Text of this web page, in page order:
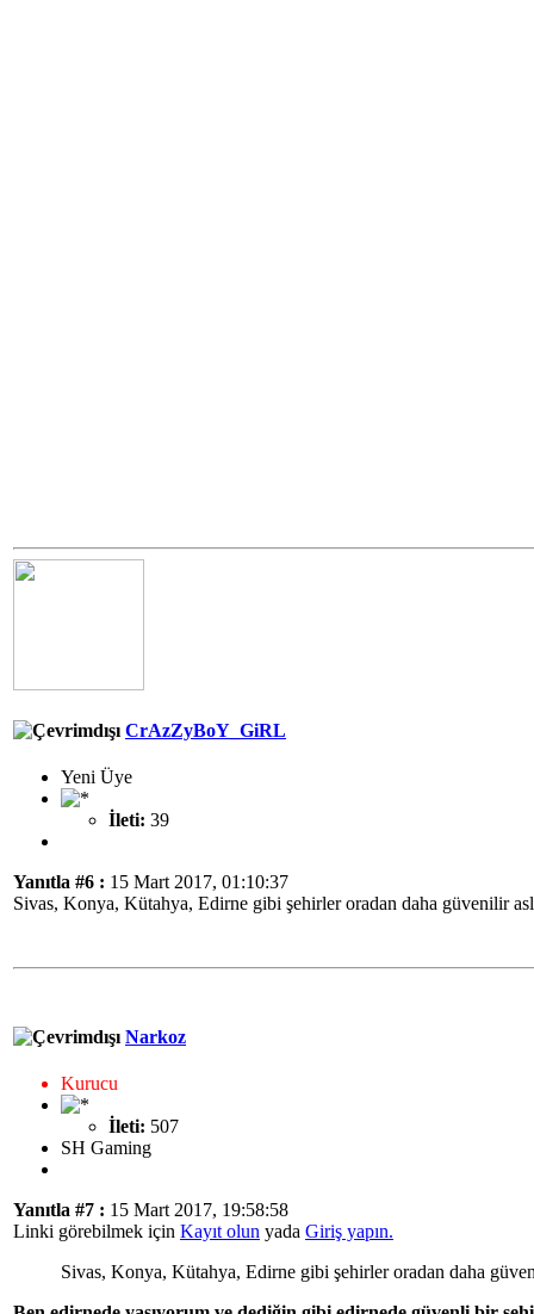
CrAzZyBoY_GiRL
Yeni Üye
İleti: 39
Yanıtla #6 : 15 Mart 2017, 01:10:37
Sivas, Konya, Kütahya, Edirne gibi şehirler oradan daha güvenilir
Narkoz
Kurucu
İleti: 507
SH Gaming
Yanıtla #7 : 15 Mart 2017, 19:58:58
Linki görebilmek için Kayıt olun yada Giriş yapın.
Sivas, Konya, Kütahya, Edirne gibi şehirler oradan daha